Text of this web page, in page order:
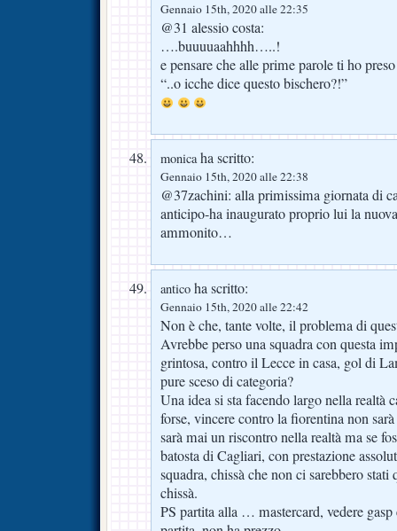
Gennaio 15th, 2020 alle 22:35
@31 alessio costa:
….buuuuaahhhh…..!
e pensare che alle prime parole ti ho
“..o icche dice questo bischero?!”
monicaha scritto:
Gennaio 15th, 2020 alle 22:38
@37zachini: alla primissima giornata di
anticipo-ha inaugurato proprio lui la
ammonito…
antico ha scritto:
Gennaio 15th, 2020 alle 22:42
Non è che, tante volte, il problema di
Avrebbe perso una squadra con questa
grintosa, contro il Lecce in casa, gol di
pure sceso di categoria?
Una idea si sta facendo largo nella realtà
forse, vincere contro la fiorentina non
sarà mai un riscontro nella realtà ma se
batosta di Cagliari, con prestazione
squadra, chissà che non ci sarebbero
chissà.
PS partita alla … mastercard, vedere